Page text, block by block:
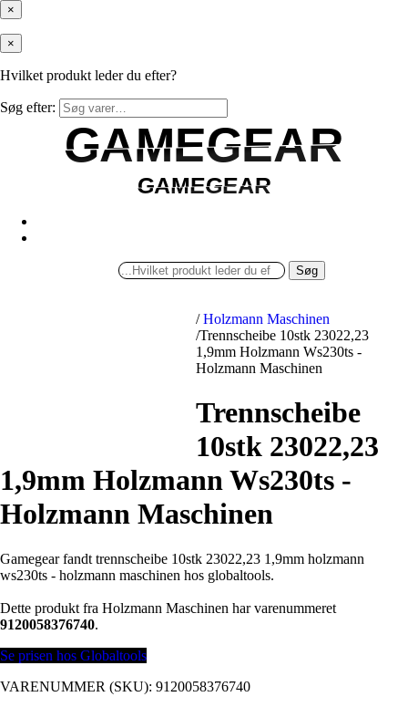
×
×
Hvilket produkt leder du efter?
Søg efter:
GAMEGEAR
GAMEGEAR
GAMEGEAR
GAMEGEAR
Søg
/ Holzmann Maschinen
/Trennscheibe 10stk 23022,23
1,9mm Holzmann Ws230ts -
Holzmann Maschinen
Trennscheibe
10stk 23022,23
1,9mm Holzmann Ws230ts -
Holzmann Maschinen
Gamegear fandt trennscheibe 10stk 23022,23 1,9mm holzmann
ws230ts - holzmann maschinen hos globaltools.
Dette produkt fra Holzmann Maschinen har varenummeret
9120058376740.
Se prisen hos Globaltools
VARENUMMER (SKU): 9120058376740